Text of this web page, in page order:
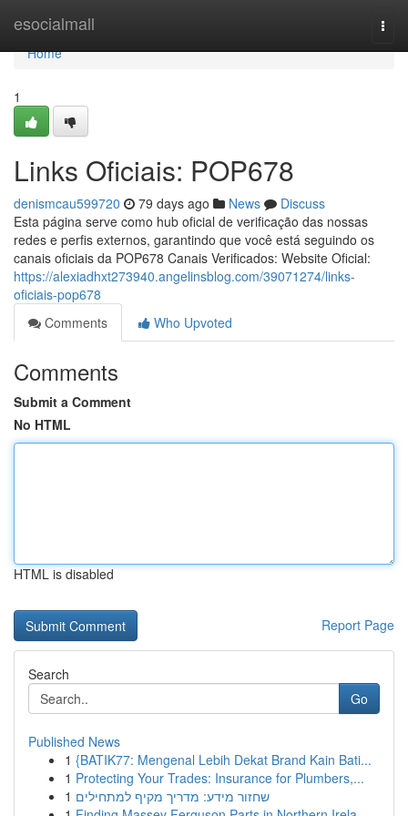
esocialmall
Home
Home
1
Links Oficiais: POP678
denismcau599720 79 days ago News
Discuss
Esta página serve como hub oficial de verificação das nossas
redes e perfis externos, garantindo que você está seguindo os
canais oficiais da POP678 Canais Verificados: Website Oficial:
https://alexiadhxt273940.angelinsblog.com/39071274/links-
oficiais-pop678
Comments
Who Upvoted
Comments
Submit a Comment
No HTML
HTML is disabled
Report Page
Search
Go
Published News
1 {BATIK77: Mengenal Lebih Dekat Brand Kain Bati...
1 Protecting Your Trades: Insurance for Plumbers,...
1 שחזור מידע: מדריך מקיף למתחילים